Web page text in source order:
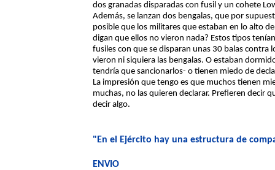
dos granadas disparadas con fusil y un cohete
Además, se lanzan dos bengalas, que por
posible que los militares que estaban en lo alto
digan que ellos no vieron nada? Estos tipos
fusiles con que se disparan unas 30 balas contra
vieron ni siquiera las bengalas. O estaban
tendría que sancionarlos- o tienen miedo de
La impresión que tengo es que muchos tienen
muchas, no las quieren declarar. Prefieren decir
decir algo.
"En el Ejército hay una estructura de
ENVIO